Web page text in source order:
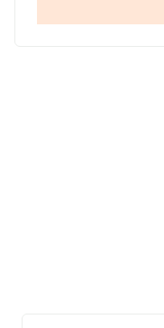
media de empleados